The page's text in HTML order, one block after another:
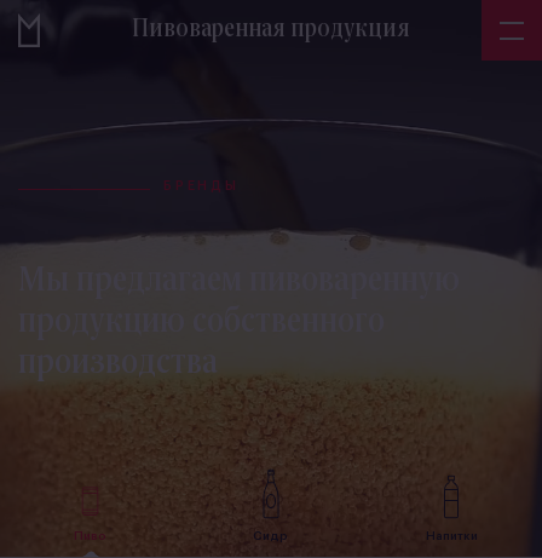
Пивоваренная продукция
БРЕНДЫ
производства
Пиво Сидр Напитки